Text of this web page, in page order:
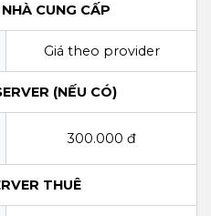
CUNG CẤP
Giá theo provider
(NẾU CÓ)
300.000 đ
THUÊ